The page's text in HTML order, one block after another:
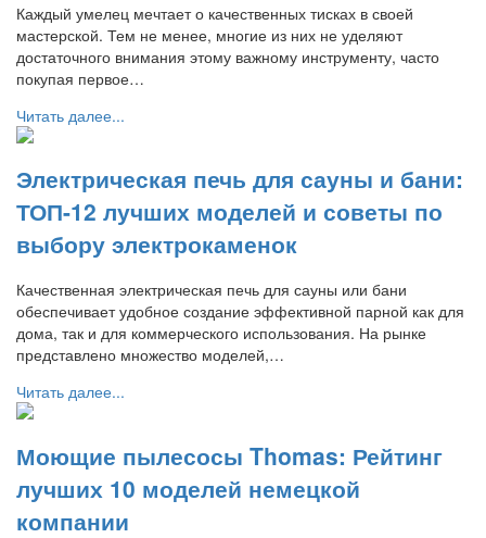
Каждый умелец мечтает о качественных тисках в своей
мастерской. Тем не менее, многие из них не уделяют
достаточного внимания этому важному инструменту, часто
покупая первое…
Читать далее...
Электрическая печь для сауны и бани:
ТОП-12 лучших моделей и советы по
выбору электрокаменок
Качественная электрическая печь для сауны или бани
обеспечивает удобное создание эффективной парной как для
дома, так и для коммерческого использования. На рынке
представлено множество моделей,…
Читать далее...
Моющие пылесосы Thomas: Рейтинг
лучших 10 моделей немецкой
компании